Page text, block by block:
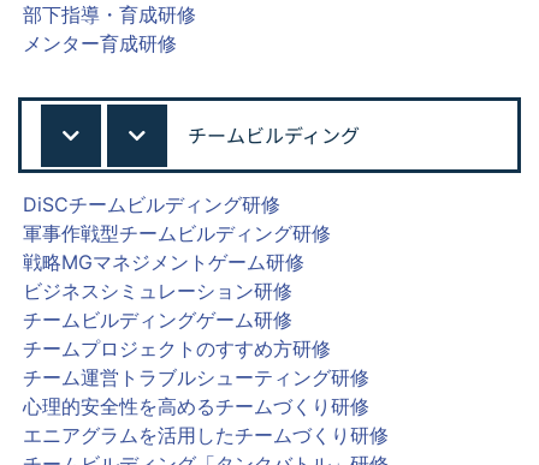
部下指導・育成研修
メンター育成研修
チームビルディング
DiSCチームビルディング研修
軍事作戦型チームビルディング研修
戦略MGマネジメントゲーム研修
ビジネスシミュレーション研修
チームビルディングゲーム研修
チームプロジェクトのすすめ方研修
チーム運営トラブルシューティング研修
心理的安全性を高めるチームづくり研修
エニアグラムを活用したチームづくり研修